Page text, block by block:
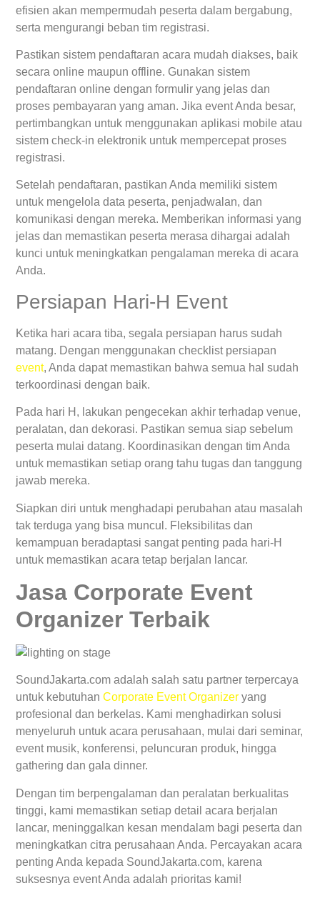
efisien akan mempermudah peserta dalam bergabung,
serta mengurangi beban tim registrasi.
Pastikan sistem pendaftaran acara mudah diakses, baik
secara online maupun offline. Gunakan sistem
pendaftaran online dengan formulir yang jelas dan
proses pembayaran yang aman. Jika event Anda besar,
pertimbangkan untuk menggunakan aplikasi mobile atau
sistem check-in elektronik untuk mempercepat proses
registrasi.
Setelah pendaftaran, pastikan Anda memiliki sistem
untuk mengelola data peserta, penjadwalan, dan
komunikasi dengan mereka. Memberikan informasi yang
jelas dan memastikan peserta merasa dihargai adalah
kunci untuk meningkatkan pengalaman mereka di acara
Anda.
Persiapan Hari-H Event
Ketika hari acara tiba, segala persiapan harus sudah
matang. Dengan menggunakan checklist persiapan
event, Anda dapat memastikan bahwa semua hal sudah
terkoordinasi dengan baik.
Pada hari H, lakukan pengecekan akhir terhadap venue,
peralatan, dan dekorasi. Pastikan semua siap sebelum
peserta mulai datang. Koordinasikan dengan tim Anda
untuk memastikan setiap orang tahu tugas dan tanggung
jawab mereka.
Siapkan diri untuk menghadapi perubahan atau masalah
tak terduga yang bisa muncul. Fleksibilitas dan
kemampuan beradaptasi sangat penting pada hari-H
untuk memastikan acara tetap berjalan lancar.
Jasa Corporate Event
Organizer Terbaik
SoundJakarta.com adalah salah satu partner terpercaya
untuk kebutuhan Corporate Event Organizer yang
profesional dan berkelas. Kami menghadirkan solusi
menyeluruh untuk acara perusahaan, mulai dari seminar,
event musik, konferensi, peluncuran produk, hingga
gathering dan gala dinner.
Dengan tim berpengalaman dan peralatan berkualitas
tinggi, kami memastikan setiap detail acara berjalan
lancar, meninggalkan kesan mendalam bagi peserta dan
meningkatkan citra perusahaan Anda. Percayakan acara
penting Anda kepada SoundJakarta.com, karena
suksesnya event Anda adalah prioritas kami!